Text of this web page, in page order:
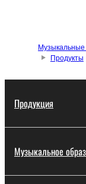
Продукты
Продукция
Музыкальное